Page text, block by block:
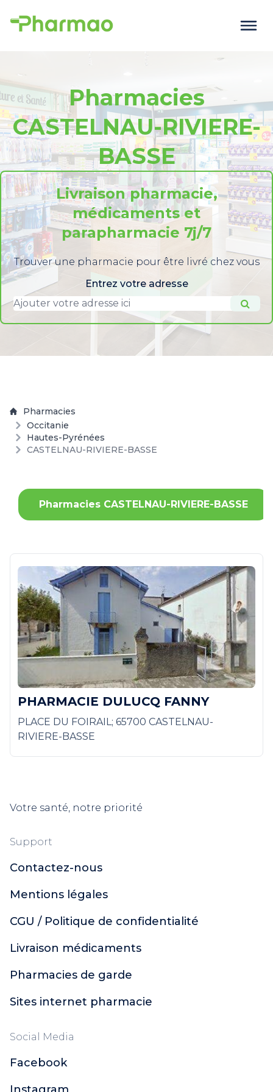
Pharmacies
CASTELNAU-RIVIERE-
BASSE
Livraison pharmacie,
médicaments et
parapharmacie 7j/7
Trouver une pharmacie pour être livré chez vous
Entrez votre adresse
Pharmacies
Occitanie
Hautes-Pyrénées
CASTELNAU-RIVIERE-BASSE
Pharmacies CASTELNAU-RIVIERE-BASSE
PHARMACIE DULUCQ FANNY
PLACE DU FOIRAIL; 65700 CASTELNAU-
RIVIERE-BASSE
Votre santé, notre priorité
Support
Contactez-nous
Mentions légales
CGU / Politique de confidentialité
Livraison médicaments
Pharmacies de garde
Sites internet pharmacie
Social Media
Facebook